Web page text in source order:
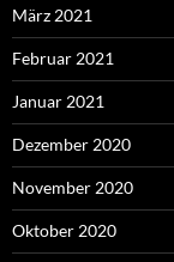
März 2021
Februar 2021
Januar 2021
Dezember 2020
November 2020
Oktober 2020